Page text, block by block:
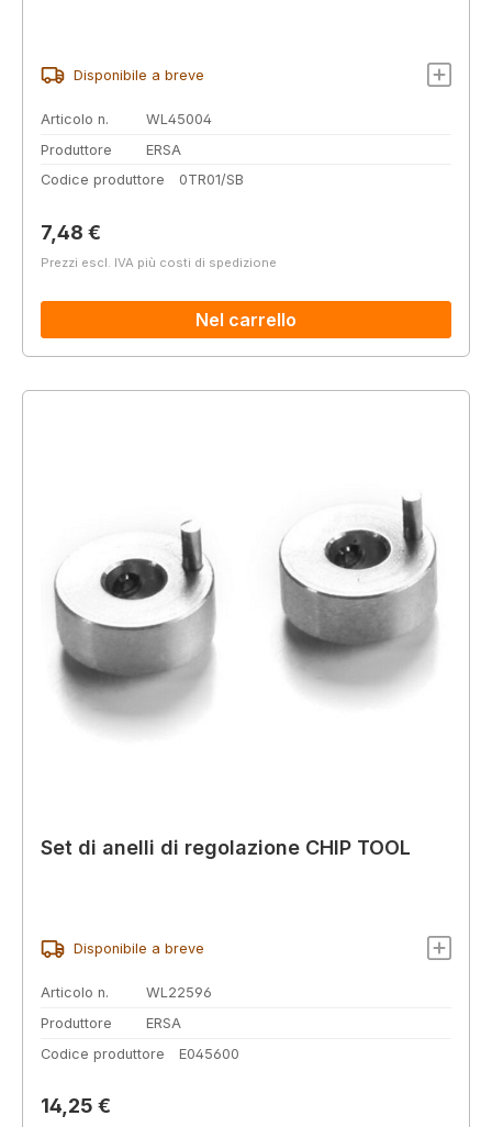
Disponibile a breve
Articolo n.
WL45004
Produttore
ERSA
Codice produttore
0TR01/SB
Prezzo normale:
7,48 €
Prezzi escl. IVA più costi di spedizione
Nel carrello
Set di anelli di regolazione CHIP TOOL
Disponibile a breve
Articolo n.
WL22596
Produttore
ERSA
Codice produttore
E045600
Prezzo normale:
14,25 €